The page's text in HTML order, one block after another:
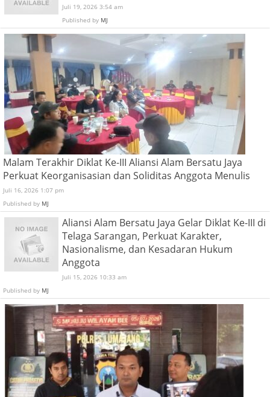
Juli 19, 2026 3:54 am
Published by MJ
Malam Terakhir Diklat Ke-III Aliansi Alam Bersatu Jaya
Perkuat Keorganisasian dan Soliditas Anggota Menulis
Juli 16, 2026 1:07 pm
Published by MJ
Aliansi Alam Bersatu Jaya Gelar Diklat Ke-III di
Telaga Sarangan, Perkuat Karakter,
Nasionalisme, dan Kesadaran Hukum
Anggota
Juli 15, 2026 10:33 am
Published by MJ